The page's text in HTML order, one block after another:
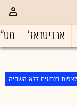
ארביטראז'
לצפות בנתונים ללא השהיה